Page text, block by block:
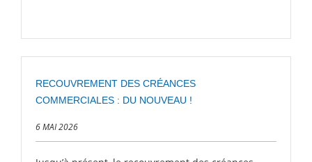
RECOUVREMENT DES CRÉANCES
COMMERCIALES : DU NOUVEAU !
6 MAI 2026